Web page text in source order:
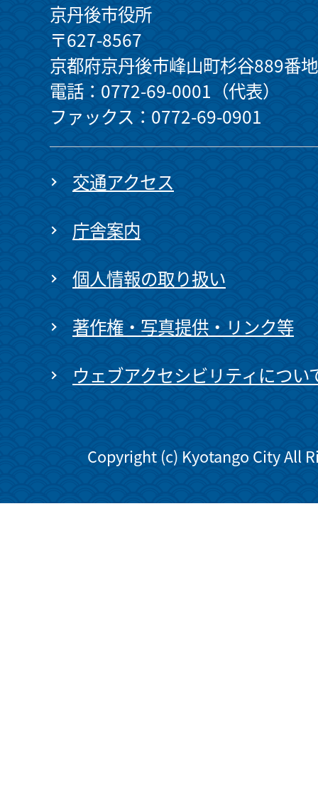
京丹後市役所
〒627-8567
京都府京丹後市峰山町杉谷889番地
電話：0772-69-0001（代表）
ファックス：0772-69-0901
交通アクセス
庁舎案内
個人情報の取り扱い
著作権・写真提供・リンク等
ウェブアクセシビリティについ
Copyright (c) Kyotango City All